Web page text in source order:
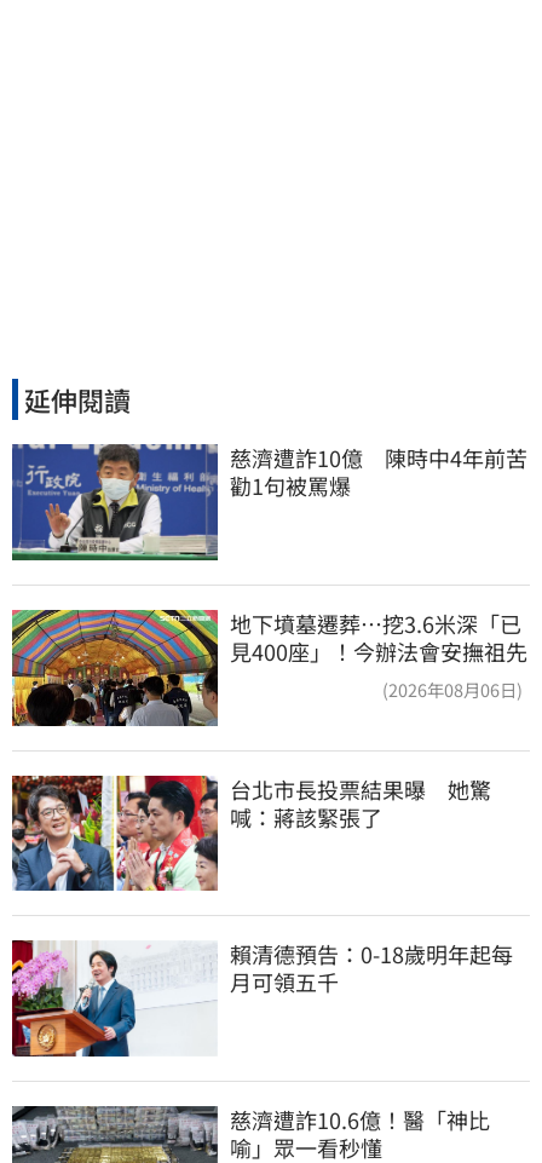
延伸閱讀
慈濟遭詐10億　陳時中4年前苦
勸1句被罵爆
地下墳墓遷葬…挖3.6米深「已
見400座」！今辦法會安撫祖先
(2026年08月06日)
台北市長投票結果曝　她驚
喊：蔣該緊張了
賴清德預告：0-18歲明年起每
月可領五千
慈濟遭詐10.6億！醫「神比
喻」眾一看秒懂